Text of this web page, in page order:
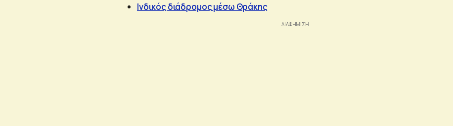
Ινδικός διάδρομος μέσω Θράκης